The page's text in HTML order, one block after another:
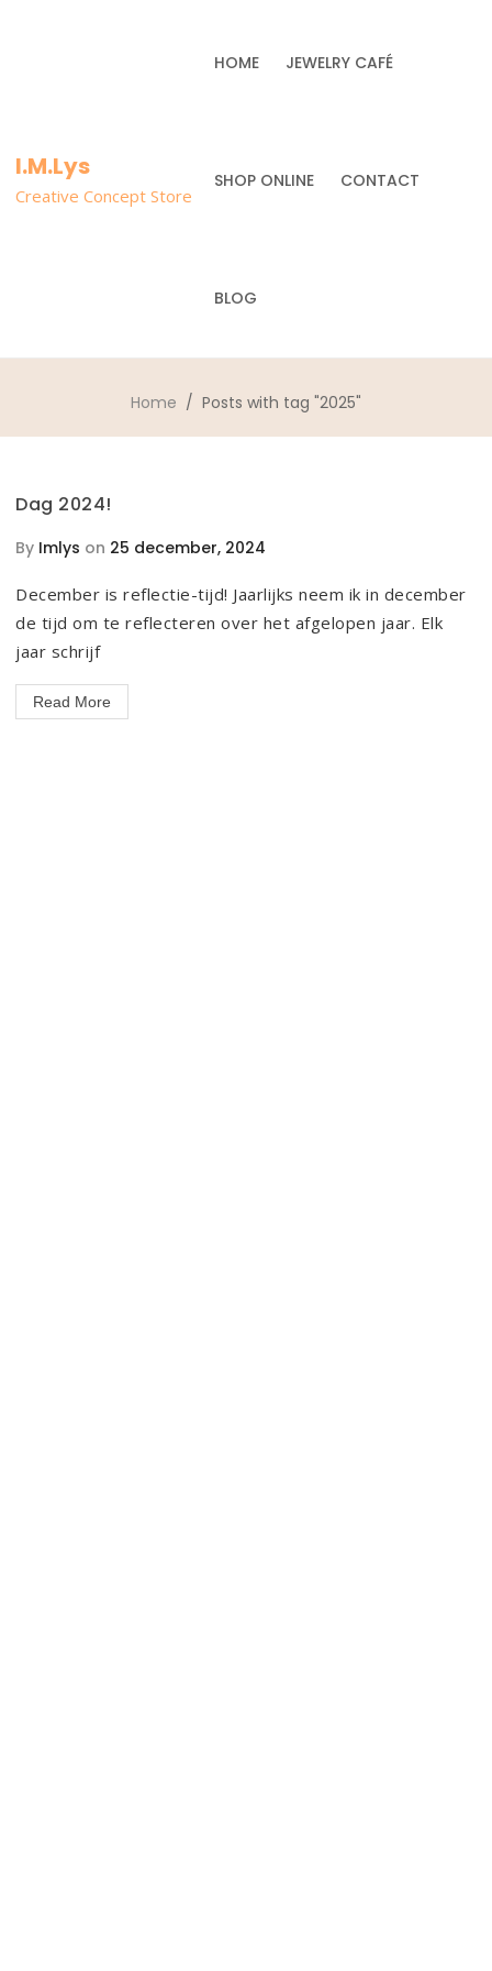
I.M.Lys
Creative Concept Store
HOME JEWELRY CAFÉ
SHOP ONLINE CONTACT
BLOG
Home / Posts with tag "2025"
Dag 2024!
By Imlys on 25 december, 2024
December is reflectie-tijd! Jaarlijks neem ik in december
de tijd om te reflecteren over het afgelopen jaar. Elk
jaar schrijf
Read More